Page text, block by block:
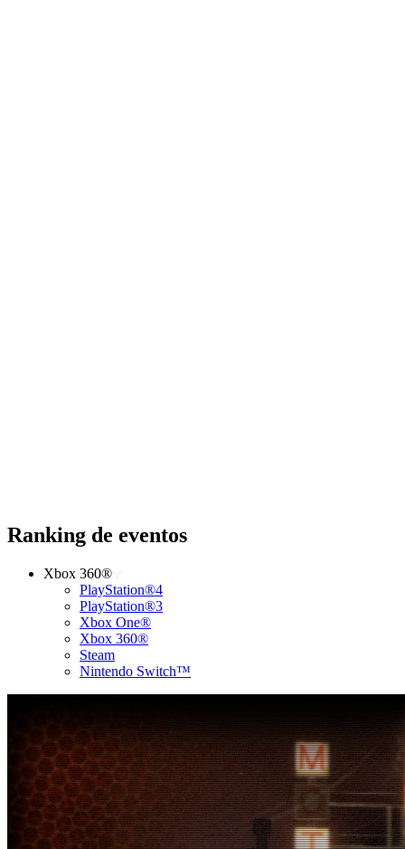
Ranking de eventos
Xbox 360®
PlayStation®4
PlayStation®3
Xbox One®
Xbox 360®
Steam
Nintendo Switch™